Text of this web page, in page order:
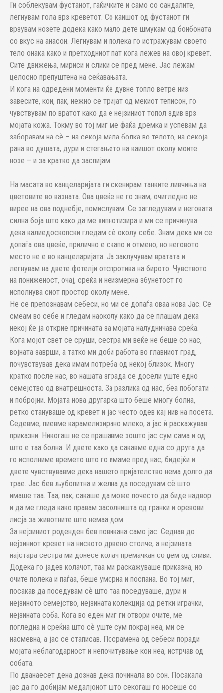
Ги соблекувам фустанот, гаќичките и само со сандалите,
легнувам гола врз креветот. Со каишот од фустанот ги
врзувам нозете додека како мало дете шмукам од бонбоната
со вкус на анасон. Легнувам и полека го истражувам своето
тело онака како и претходниот пат кога лежев на овој кревет.
Сите движења, мириси и слики се пред мене. Јас лежам
целосно препуштена на сеќавањата.
И кога на одредени моменти ќе дувне топло ветре низ
завесите, кои, пак, нежно се тријат од мекиот теписон, го
чувствувам по вратот како да е нејзиниот топол здив врз
мојата кожа. Токму во тој миг ме фаќа дремка и успевам да
заборавам на сѐ – на секоја мала болка во телото, на секоја
рана во душата, дури и стегањето на каишот околу моите
нозе – и за кратко да заспијам.
На масата во канцеларијата ги скенирам танките ливчиња на
цветовите во вазната. Ова цвеќе не го знам, очигледно не
вирее на ова поднебје, помислувам. Се загледувам и неговата
силна боја што како да ме хипнотизира и ми се причинува
дека калиедоскопски гледам сѐ околу себе. Знам дека ми се
допаѓа ова цвеќе, прилично е скапо и отмено, но неговото
место не е во канцеларијата. Ја заклучувам вратата и
легнувам на двете фотелји отспротива на бирото. Чувството
на пониженост, очај, среќа и неизмерна збунетост го
исполнува сиот простор околу мене.
Не се препознавам себеси, но ми се допаѓа оваа нова Јас. Се
смеам во себе и гледам наоколу како да се плашам дека
некој ќе ја открие причината за мојата налудничава среќа.
Кога мојот свет се сруши, сестра ми веќе не беше со нас,
војната заврши, а татко ми доби работа во главниот град,
почувствував дека имам потреба од некој близок. Многу
кратко после нас, во нашата зграда се досели уште едно
семејство од внатрешноста. За разлика од нас, беа побогати
и побројни. Мојата нова другарка што беше многу болна,
ретко стануваше од кревет и јас често одев кај нив на посета.
Седевме, пиевме карамелизирано млеко, а јас ѝ раскажував
приказни. Никогаш не се прашавме зошто јас сум сама и од
што е таа болна. И двете како да сакавме една со друга да
го исполниме времето што го имаме пред нас, бидејќи и
двете чувствувавме дека нашето пријателство нема долго да
трае. Јас бев љубопитна и желна да поседувам сѐ што
имаше таа. Таа, пак, сакаше да може почесто да биде надвор
и да ме гледа како правам засолништа од гранки и оревови
лисја за животните што немаа дом.
За нејзиниот роденден бев повикана само јас. Седнав до
нејзиниот кревет на ниското дрвено столче, а нејзината
најстара сестра ми донесе колач премачкан со џем од сливи.
Додека го јадев колачот, таа ми раскажуваше приказна, но
очите полека и паѓаа, беше уморна и поспана. Во тој миг,
посакав да поседувам сѐ што таа поседуваше, дури и
нејзиното семејство, нејзината колекција од ретки играчки,
нејзината соба. Кога во еден миг ги отвори очите, ме
погледна и среќна што сѐ уште сум покрај неа, ми се
насмевна, а јас се стаписав. Посрамена од себеси поради
мојата неблагодарност и непочитување кон неа, истрчав од
собата.
По дванаесет дена дознав дека починала во сон. Посакала
јас да го добијам медалјонот што секогаш го носеше со